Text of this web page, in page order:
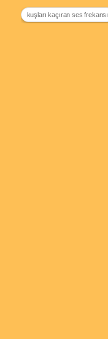
kuşları kaçıran ses frekansı